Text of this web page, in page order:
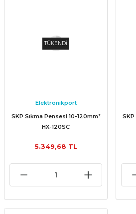
TÜKENDİ
Elektronikport
SKP Sıkma Pensesi 10-120mm²
HX-120SC
5.349,68 TL
SKP